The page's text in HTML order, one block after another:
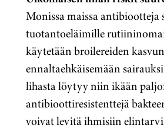
Monissa maissa antibiootteja
tuotantoeläimille
käytetään broilereiden
ennaltaehkäisemään
lihasta löytyy niin ikään
antibioottiresistenttejä
voivat levitä ihmisiin